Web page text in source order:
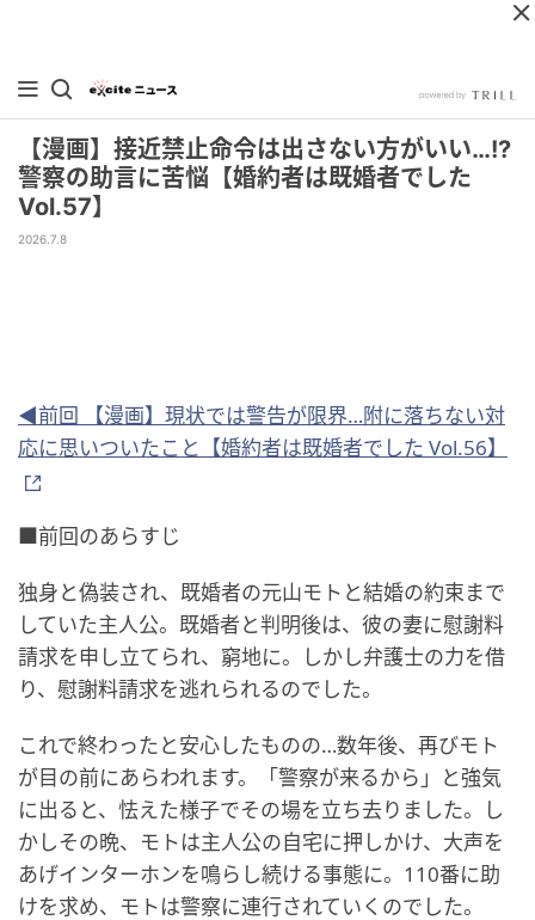
【漫画】接近禁止命令は出さない方がいい…!?
警察の助言に苦悩【婚約者は既婚者でした
Vol.57】
2026.7.8
◀前回 【漫画】現状では警告が限界…附に落ちない対
応に思いついたこと【婚約者は既婚者でした Vol.56】
■前回のあらすじ
独身と偽装され、既婚者の元山モトと結婚の約束まで
していた主人公。既婚者と判明後は、彼の妻に慰謝料
請求を申し立てられ、窮地に。しかし弁護士の力を借
り、慰謝料請求を逃れられるのでした。
これで終わったと安心したものの…数年後、再びモト
が目の前にあらわれます。「警察が来るから」と強気
に出ると、怯えた様子でその場を立ち去りました。し
かしその晩、モトは主人公の自宅に押しかけ、大声を
あげインターホンを鳴らし続ける事態に。110番に助
けを求め、モトは警察に連行されていくのでした。